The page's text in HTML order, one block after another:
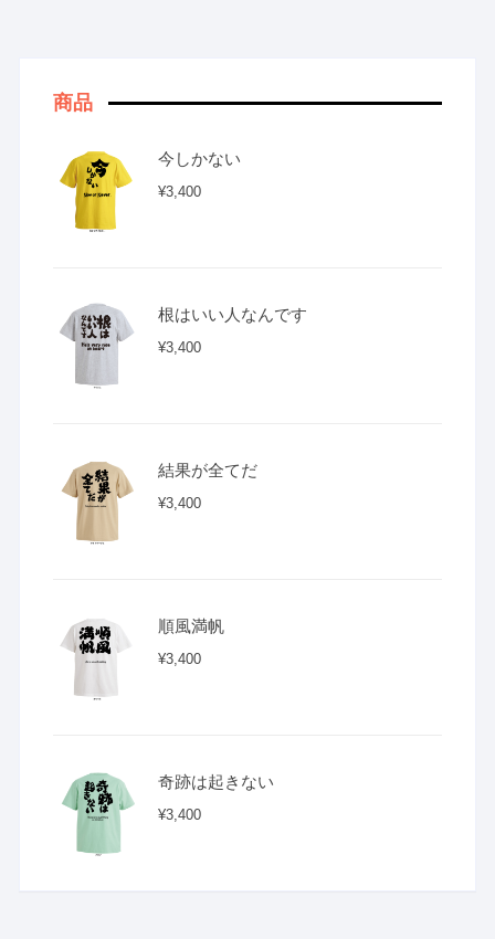
商品
今しかない
¥3,400
根はいい人なんです
¥3,400
結果が全てだ
¥3,400
順風満帆
¥3,400
奇跡は起きない
¥3,400